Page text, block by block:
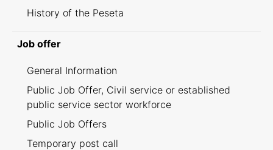
History of the Peseta
Job offer
General Information
Public Job Offer, Civil service or established
public service sector workforce
Public Job Offers
Temporary post call